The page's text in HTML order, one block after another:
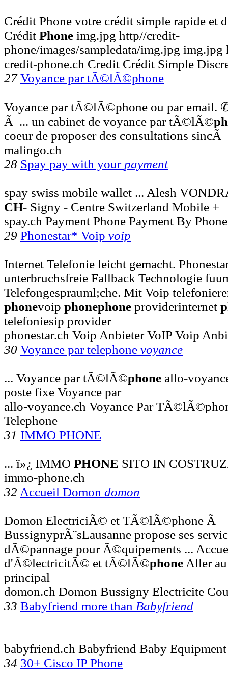
Crédit Phone votre crédit simple rapide et
Crédit Phone img.jpg http//credit-
phone/images/sampledata/img.jpg img.jpg
credit-phone.ch Credit Crédit Simple
27 Voyance par tÃ©lÃ©phone
Voyance par tÃ©lÃ©phone ou par email.
Ã ... un cabinet de voyance par tÃ©lÃ©
coeur de proposer des consultations sincÃ
malingo.ch
28 Spay pay with your payment
spay swiss mobile wallet ... Alesh
CH- Signy - Centre Switzerland Mobile +
spay.ch Payment Phone Payment By Phone
29 Phonestar* Voip voip
Internet Telefonie leicht gemacht.
unterbruchsfreie Fallback Technologie
Telefongesprauml;che. Mit Voip
phonevoip phonephone providerinternet
telefoniesip provider
phonestar.ch Voip Anbieter VoIP Voip
30 Voyance par telephone voyance
... Voyance par tÃ©lÃ©phone allo-
poste fixe Voyance par
allo-voyance.ch Voyance Par
Telephone
31 IMMO PHONE
... ï»¿ IMMO PHONE SITO IN
immo-phone.ch
32 Accueil Domon domon
Domon ElectriciÃ© et TÃ©lÃ©phone Ã
BussignyprÃ¨sLausanne propose ses
dÃ©pannage pour Ã©quipements ...
d'Ã©lectricitÃ© et tÃ©lÃ©phone Aller
principal
domon.ch Domon Bussigny Electricite
33 Babyfriend more than Babyfriend
babyfriend.ch Babyfriend Baby
34 30+ Cisco IP Phone